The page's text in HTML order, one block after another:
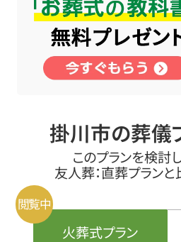
掛川市の葬儀
このプランを検討
友人葬：直葬プラン
火葬式プラン